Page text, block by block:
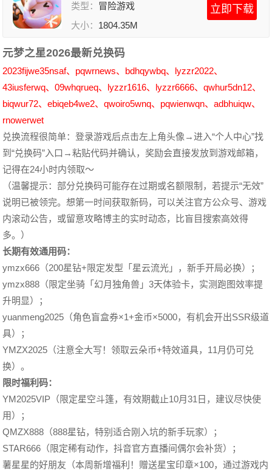
类型： 冒险游戏
大小： 1804.35M
立即下载
元梦之星2026最新兑换码
2023fijwe35nsaf、pqwrnews、bdhqywbq、lyzzr2022、
43iusferwq、09whqrueq、lyzzr1616、lyzzr6666、qwhur5dn12、
biqwur72、ebiqeb4we2、qwoiro5wnq、pqwienwqn、adbhuiqw、
rnowerwet
兑换流程很简单：登录游戏后点击左上角头像→进入“个人中心”找
到“兑换码”入口→粘贴代码并确认，奖励会直接发放到游戏邮箱，
记得在24小时内领取～
（温馨提示：部分兑换码可能存在过期或名额限制，若提示“无效”
说明已被领完。想第一时间获取新码，可以关注官方公众号、游戏
内滚动公告，或留意攻略博主的实时动态，比盲目搜索高效得
多。）
长期有效通用码：
ymzx666（200星钻+限定发型「星云流光」，新手开局必换）；
ymzx888（限定坐骑「幻月独角兽」3天体验卡，实测跑图效率提
升明显）；
yuanmeng2025（角色盲盒券×1+金币×5000，有机会开出SSR级道
具）；
YMZX2025（注意全大写！领取云朵币+特效道具，11月仍可兑
换）。
限时福利码：
YM2025VIP（限定星空斗篷，有效期截止10月31日，建议尽快使
用）；
QMZX888（888星钻，特别适合刚入坑的新手玩家）；
STAR666（限定稀有动作，抖音官方直播间偶尔会补货）；
薯星星的好朋友（本周新增福利！赠送星宝印章×100，通过游戏内